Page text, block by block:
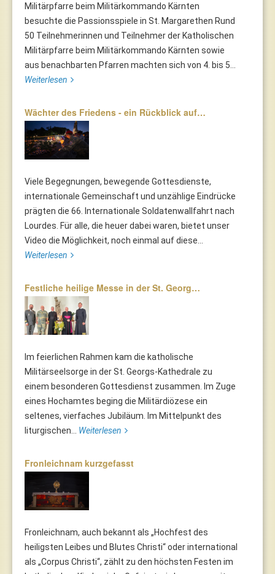
Militärpfarre beim Militärkommando Kärnten
besuchte die Passionsspiele in St. Margarethen Rund
50 Teilnehmerinnen und Teilnehmer der Katholischen
Militärpfarre beim Militärkommando Kärnten sowie
aus benachbarten Pfarren machten sich von 4. bis 5...
Weiterlesen
Wächter des Friedens - ein Rückblick auf…
Viele Begegnungen, bewegende Gottesdienste,
internationale Gemeinschaft und unzählige Eindrücke
prägten die 66. Internationale Soldatenwallfahrt nach
Lourdes. Für alle, die heuer dabei waren, bietet unser
Video die Möglichkeit, noch einmal auf diese...
Weiterlesen
Festliche heilige Messe in der St. Georg…
Im feierlichen Rahmen kam die katholische
Militärseelsorge in der St. Georgs-Kathedrale zu
einem besonderen Gottesdienst zusammen. Im Zuge
eines Hochamtes beging die Militärdiözese ein
seltenes, vierfaches Jubiläum. Im Mittelpunkt des
liturgischen... Weiterlesen
Fronleichnam kurzgefasst
Fronleichnam, auch bekannt als „Hochfest des
heiligsten Leibes und Blutes Christi“ oder international
als „Corpus Christi“, zählt zu den höchsten Festen im